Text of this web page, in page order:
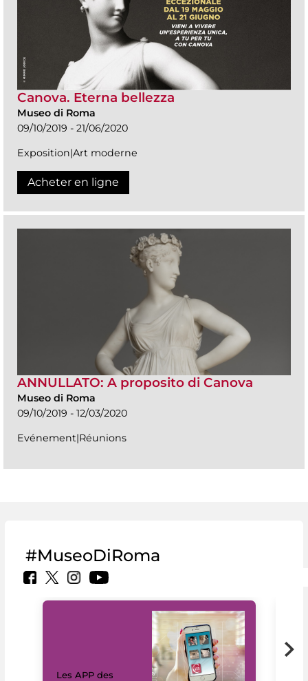
Canova. Eterna bellezza
Museo di Roma
09/10/2019 - 21/06/2020
Exposition|Art moderne
Acheter en ligne
ANNULLATO: A proposito di Canova
Museo di Roma
09/10/2019 - 12/03/2020
Evénement|Réunions
#MuseoDiRoma
Les APP des